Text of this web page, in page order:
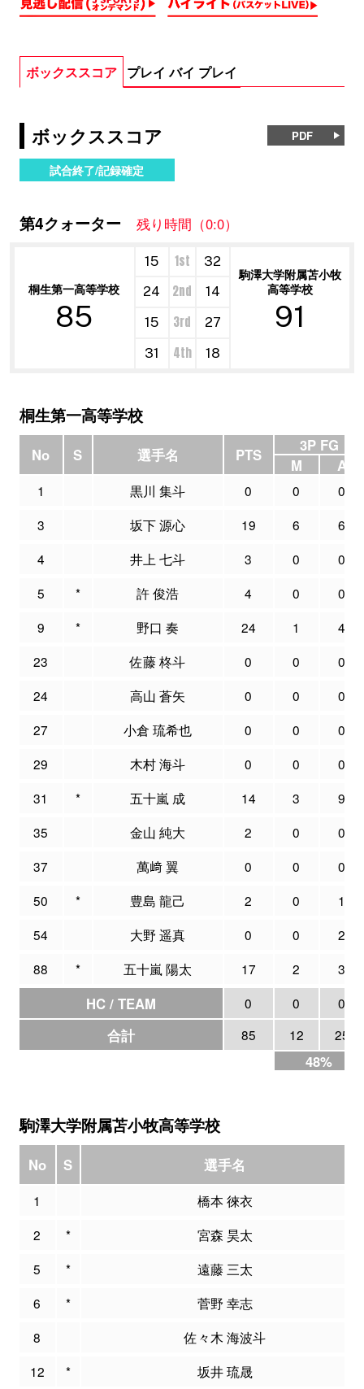
ボックススコア プレイ バイ プレイ
ボックススコア PDF
試合終了/記録確定
第4クォーター 残り時間（0:0）
桐生第一高等学校
85
15 1st 32
駒澤大学附属苫小牧
高等学校
91
24 2nd
14
15
3rd
27
31
4th 18
桐生第一高等学校
No S 選手名 PTS
3P FG
M
A
1 黒川 集斗 0 0
0
3
坂下 源心 19 6
6
4
井上 七斗 3 0
0
5
* 許 俊浩 4 0
0
9
* 野口 奏 24 1
4
23
佐藤 柊斗 0 0
0
24
高山 蒼矢 0 0
0
27
小倉 琉希也 0 0
0
29
木村 海斗 0 0
0
31
* 五十嵐 成 14 3
9
35
金山 純大 2 0
0
37
萬﨑 翼 0 0
0
50
* 豊島 龍己 2 0
1
54
大野 遥真 0 0
2
88
* 五十嵐 陽太 17 2 3
HC / TEAM 0 0 0
合計 85 12 25
48%
駒澤大学附属苫小牧高等学校
No S 選手名
1
橋本 徠衣
2
*
宮森 昊太
5
*
遠藤 三太
6
*
菅野 幸志
8
佐々木 海波斗
12
* 坂井 琉晟